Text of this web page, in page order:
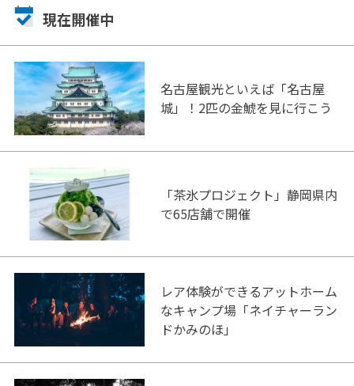
現在開催中
名古屋観光といえば「名古屋
城」！2匹の金鯱を見に行こう
「茶氷プロジェクト」静岡県内
で65店舗で開催
レア体験ができるアットホーム
なキャンプ場「ネイチャーラン
ドかみのほ」